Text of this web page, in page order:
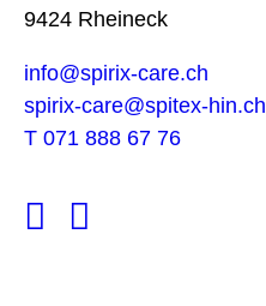
9424 Rheineck
info@spirix-care.ch
spirix-care@spitex-hin.ch
T 071 888 67 76